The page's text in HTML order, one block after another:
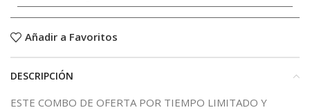
Añadir a Favoritos
DESCRIPCIÓN
ESTE COMBO DE OFERTA POR TIEMPO LIMITADO Y